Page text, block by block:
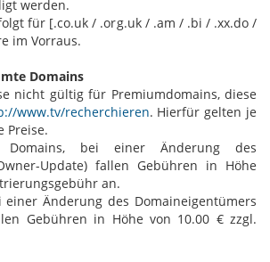
werden.
für [.co.uk / .org.uk / .am / .bi / .xx.do /
im Vorraus.
Domains
nicht gültig für Premiumdomains, diese
www.tv/recherchieren. Hierfür gelten je
Preise.
bei einer Änderung des
Update) fallen Gebühren in Höhe
an.
einer Änderung des Domaineigentümers
Gebühren in Höhe von 10.00 € zzgl.